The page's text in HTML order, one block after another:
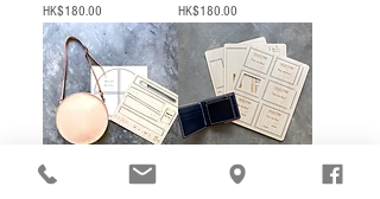
價格
HK$180.00 價格
HK$180.00
【包剪揼】三合一
【包剪揼】三合一